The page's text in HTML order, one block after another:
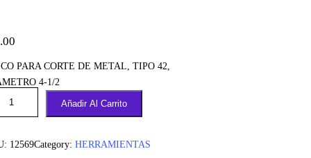
PARA CORTE DE METAL, TIPO 42,
4-1/2
Añadir Al Carrito
12569Category: HERRAMIENTAS